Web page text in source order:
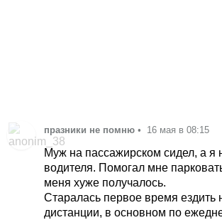
празники не помню • 16 мая в 08:15
Муж на пассажирском сидел, а я
водителя. Помогал мне
меня хуже получалось.
Старалась первое время ездить
дистанции, в основном по